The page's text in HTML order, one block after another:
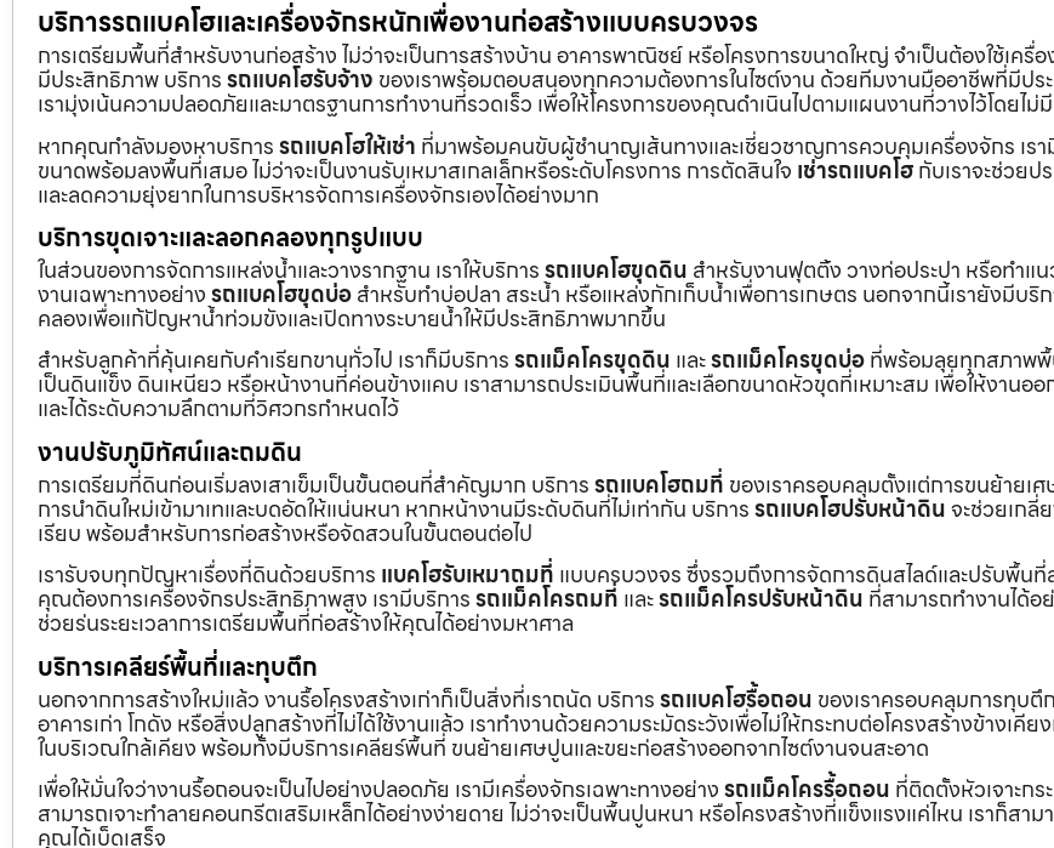
บริการรถแบคโฮและเครื่องจักรหนักเพื่องานก่อสร้างแบบครบวงจร
การเตรียมพื้นที่สำหรับงานก่อสร้าง ไม่ว่าจะเป็นการสร้างบ้าน อาคารพาณิชย์ หรือโครงการขนาดใหญ่ จำเป็นต้องใช้เครื่
มีประสิทธิภาพ บริการรถแบคโฮรับจ้าง ของเราพร้อมตอบสนองทุกความต้องการในไซต์งาน ด้วยทีมงานมืออาชีพที่มีป
เรามุ่งเน้นความปลอดภัยและมาตรฐานการทำงานที่รวดเร็ว เพื่อให้โครงการของคุณดำเนินไปตามแผนงานที่วางไว้โดยไม่
หากคุณกำลังมองหาบริการรถแบคโฮให้เช่า ที่มาพร้อมคนขับผู้ชำนาญเส้นทางและเชี่ยวชาญการควบคุมเครื่องจักร เร
ขนาดพร้อมลงพื้นที่เสมอ ไม่ว่าจะเป็นงานรับเหมาสเกลเล็กหรือระดับโครงการ การตัดสินใจ เช่ารถแบคโฮกับเราจะช่วย
และลดความยุ่งยากในการบริหารจัดการเครื่องจักรเองได้อย่างมาก
บริการขุดเจาะและลอกคลองทุกรูปแบบ
ในส่วนของการจัดการแหล่งน้ำและวางรากฐาน เราให้บริการรถแบคโฮขุดดิน สำหรับงานฟุตติ้ง วางท่อประปา หรือทำแ
งานเฉพาะทางอย่างรถแบคโฮขุดบ่อสำหรับทำบ่อปลา สระน้ำ หรือแหล่งกักเก็บน้ำเพื่อการเกษตร นอกจากนี้เรายังมีบริ
คลองเพื่อแก้ปัญหาน้ำท่วมขังและเปิดทางระบายน้ำให้มีประสิทธิภาพมากขึ้น
สำหรับลูกค้าที่คุ้นเคยกับคำเรียกขานทั่วไป เราก็มีบริการรถแม็คโครขุดดิน และรถแม็คโครขุดบ่อที่พร้อมลุยทุกสภาพพื้
เป็นดินแข็ง ดินเหนียว หรือหน้างานที่ค่อนข้างแคบ เราสามารถประเมินพื้นที่และเลือกขนาดหัวขุดที่เหมาะสม เพื่อให้งานออ
และได้ระดับความลึกตามที่วิศวกรกำหนดไว้
งานปรับภูมิทัศน์และถมดิน
การเตรียมที่ดินก่อนเริ่มลงเสาเข็มเป็นขั้นตอนที่สำคัญมาก บริการรถแบคโฮถมที่ ของเราครอบคลุมตั้งแต่การขนย้ายเ
การนำดินใหม่เข้ามาเทและบดอัดให้แน่นหนา หากหน้างานมีระดับดินที่ไม่เท่ากัน บริการรถแบคโฮปรับหน้าดินจะช่วยเกลี่
เรียบ พร้อมสำหรับการก่อสร้างหรือจัดสวนในขั้นตอนต่อไป
เรารับจบทุกปัญหาเรื่องที่ดินด้วยบริการ แบคโฮรับเหมาถมที่ แบบครบวงจร ซึ่งรวมถึงการจัดการดินสไลด์และปรับพื้นที่
คุณต้องการเครื่องจักรประสิทธิภาพสูง เรามีบริการรถแม็คโครถมที่ และรถแม็คโครปรับหน้าดิน ที่สามารถทำงานได้อ
ช่วยร่นระยะเวลาการเตรียมพื้นที่ก่อสร้างให้คุณได้อย่างมหาศาล
บริการเคลียร์พื้นที่และทุบตึก
นอกจากการสร้างใหม่แล้ว งานรื้อโครงสร้างเก่าก็เป็นสิ่งที่เราถนัด บริการรถแบคโฮรื้อถอน ของเราครอบคลุมการทุบตึ
อาคารเก่า โกดัง หรือสิ่งปลูกสร้างที่ไม่ได้ใช้งานแล้ว เราทำงานด้วยความระมัดระวังเพื่อไม่ให้กระทบต่อโครงสร้างข้างเคีย
ในบริเวณใกล้เคียง พร้อมทั้งมีบริการเคลียร์พื้นที่ ขนย้ายเศษปูนและขยะก่อสร้างออกจากไซต์งานจนสะอาด
เพื่อให้มั่นใจว่างานรื้อถอนจะเป็นไปอย่างปลอดภัย เรามีเครื่องจักรเฉพาะทางอย่างรถแม็คโครรื้อถอน ที่ติดตั้งหัวเจาะกร
สามารถเจาะทำลายคอนกรีตเสริมเหล็กได้อย่างง่ายดาย ไม่ว่าจะเป็นพื้นปูนหนา หรือโครงสร้างที่แข็งแรงแค่ไหน เราก็สาม
คุณได้เบ็ดเสร็จ